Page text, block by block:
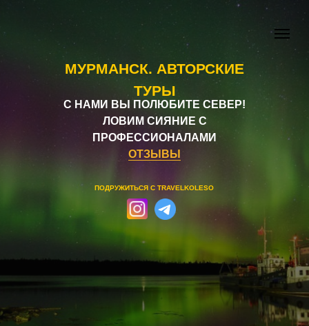
МУРМАНСК. АВТОРСКИЕ
ТУРЫ
С НАМИ ВЫ ПОЛЮБИТЕ СЕВЕР!
ЛОВИМ СИЯНИЕ С
ПРОФЕССИОНАЛАМИ
ОТЗЫВЫ
ПОДРУЖИТЬСЯ C TRAVELKOLESO